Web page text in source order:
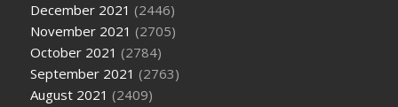
December 2021 (2446)
November 2021 (2705)
October 2021 (2784)
September 2021 (2763)
August 2021 (2409)